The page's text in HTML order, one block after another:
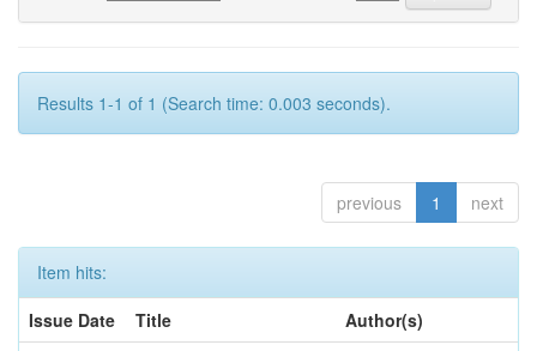
Results 1-1 of 1 (Search time: 0.003 seconds).
previous 1 next
Item hits:
Issue Date
Title
Author(s)